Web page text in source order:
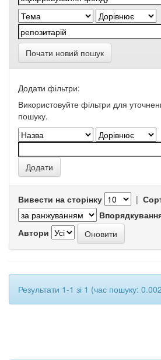
Почати новий пошук
Додати фільтри:
Використовуйте фільтри для
пошуку.
Вивести на сторінку |
Автори
Результати 1-1 зі 1 (час пошуку: